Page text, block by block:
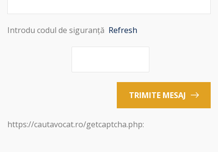
Introdu codul de siguranță Refresh
TRIMITE MESAJ
https://cautavocat.ro/getcaptcha.php: